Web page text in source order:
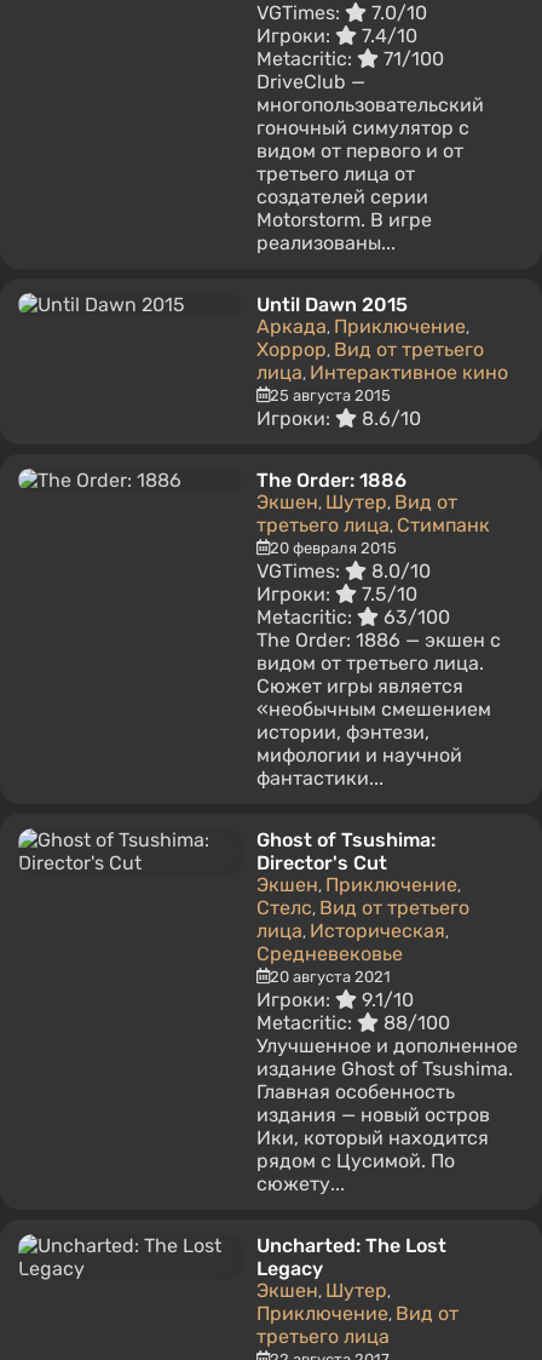
VGTimes:
7.0/10
Игроки:
7.4/10
Metacritic:
71/100
DriveClub —
многопользовательский
гоночный симулятор с
видом от первого и от
третьего лица от
создателей серии
Motorstorm. В игре
реализованы...
Until Dawn 2015
Аркада, Приключение,
Хоррор, Вид от третьего
лица, Интерактивное кино
25 августа 2015
Игроки: 8.6/10
The Order: 1886
Экшен, Шутер, Вид от
третьего лица, Стимпанк
20 февраля 2015
VGTimes:
8.0/10
Игроки:
7.5/10
Metacritic:
63/100
The Order: 1886 — экшен с
видом от третьего лица.
Сюжет игры является
«необычным смешением
истории, фэнтези,
мифологии и научной
фантастики...
Ghost of Tsushima:
Director's Cut
Экшен, Приключение,
Стелс, Вид от третьего
лица, Историческая,
Средневековье
20 августа 2021
Игроки:
9.1/10
Metacritic:
88/100
Улучшенное и дополненное
издание Ghost of Tsushima.
Главная особенность
издания — новый остров
Ики, который находится
рядом с Цусимой. По
сюжету...
Uncharted: The Lost
Legacy
Экшен, Шутер,
Приключение, Вид от
третьего лица